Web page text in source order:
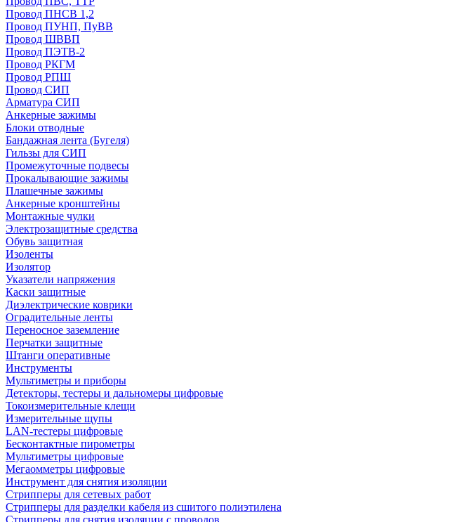
Провод ПНСВ 1,2
Провод ПУНП, ПуВВ
Провод ШВВП
Провод ПЭТВ-2
Провод РКГМ
Провод РПШ
Провод СИП
Арматура СИП
Анкерные зажимы
Блоки отводные
Бандажная лента (Бугеля)
Гильзы для СИП
Промежуточные подвесы
Прокалывающие зажимы
Плашечные зажимы
Анкерные кронштейны
Монтажные чулки
Электрозащитные средства
Обувь защитная
Изоленты
Изолятор
Указатели напряжения
Каски защитные
Диэлектрические коврики
Оградительные ленты
Переносное заземление
Перчатки защитные
Штанги оперативные
Инструменты
Мультиметры и приборы
Детекторы, тестеры и дальномеры цифровые
Токоизмерительные клещи
Измерительные щупы
LAN-тестеры цифровые
Бесконтактные пирометры
Мультиметры цифровые
Мегаомметры цифровые
Инструмент для снятия изоляции
Стрипперы для сетевых работ
Стрипперы для разделки кабеля из сшитого полиэтилена
Cтрипперы для снятия изоляции с проводов